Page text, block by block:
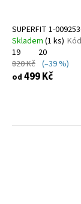
SUPERFIT 1-
Skladem (1 ks)
19
20
820 Kč (–39 %)
od 499 Kč